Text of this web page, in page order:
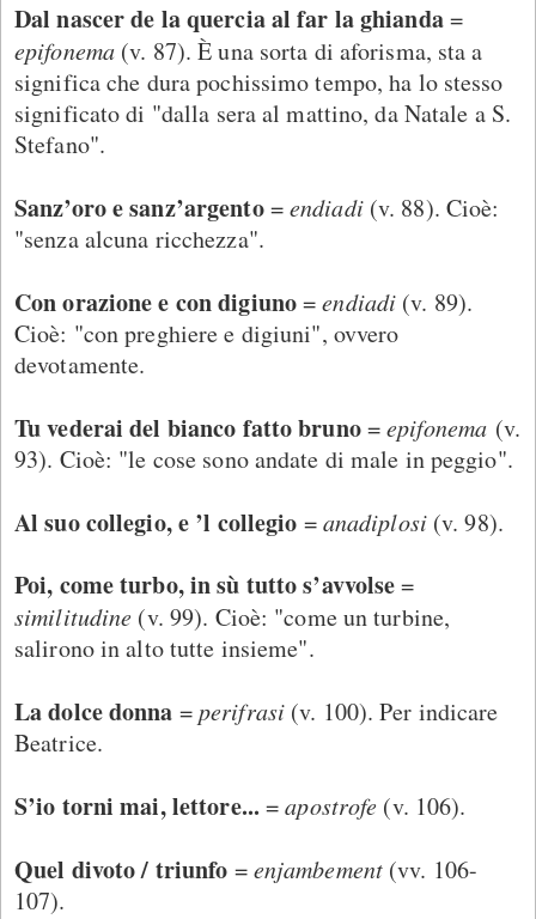
Dal nascer de la quercia al far la ghianda=
epifonema (v. 87). È una sorta di aforisma, sta a
significa che dura pochissimo tempo, ha lo stesso
significato di "dalla sera al mattino, da Natale a S.
Stefano".
Sanz’oro e sanz’argento=endiadi (v. 88). Cioè:
"senza alcuna ricchezza".
Con orazione e con digiuno=endiadi (v. 89).
Cioè: "con preghiere e digiuni", ovvero
devotamente.
Tu vederai del bianco fatto bruno=epifonema (v.
93). Cioè: "le cose sono andate di male in peggio".
Al suo collegio, e ’l collegio =anadiplosi (v. 98).
Poi, come turbo, in sù tutto s’avvolse=
similitudine (v. 99). Cioè: "come un turbine,
salirono in alto tutte insieme".
La dolce donna =perifrasi (v. 100). Per indicare
Beatrice.
S’io torni mai, lettore... =apostrofe (v. 106).
Quel divoto / triunfo =enjambement (vv. 106-
107).